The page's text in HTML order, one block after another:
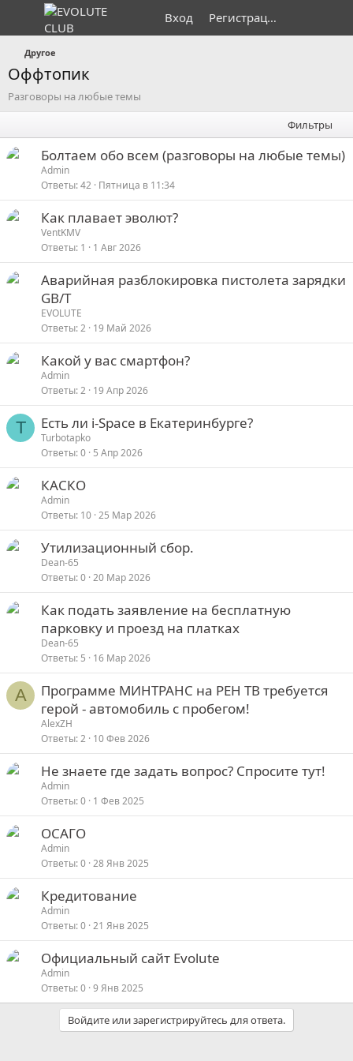
Вход Регистрация
Другое
Оффтопик
Разговоры на любые темы
Фильтры
Болтаем обо всем (разговоры на любые темы)
Admin
Ответы 42 Пятница в 11:34
Как плавает эволют?
VentKMV
Ответы 1 1 Авг 2026
Аварийная разблокировка пистолета зарядки
GB/T
EVOLUTE
Ответы 2 19 Май 2026
о
Какой у вас смартфон?
Admin
Ответы 2 19 Апр 2026
T Есть ли i-Space в Екатеринбурге?
Turbotapko
Ответы 0 5 Апр 2026
КАСКО
Admin
Ответы 10 25 Мар 2026
Утилизационный сбор.
Dean-65
Ответы 0 20 Мар 2026
Как подать заявление на бесплатную
парковку и проезд на платках
Dean-65
Ответы 5 16 Мар 2026
A
Программе МИНТРАНС на РЕН ТВ требуется
герой - автомобиль с пробегом!
AlexZH
Ответы 2 10 Фев 2026
Не знаете где задать вопрос? Спросите тут!
Admin
Ответы 0 1 Фев 2025
ОСАГО
Admin
Ответы 0 28 Янв 2025
Кредитование
Admin
Ответы 0 21 Янв 2025
Официальный сайт Evolute
Admin
Ответы 0 9 Янв 2025
Войдите или зарегистрируйтесь для ответа.